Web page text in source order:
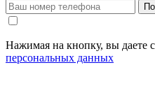
Нажимая на кнопку, вы даете
персональных данных